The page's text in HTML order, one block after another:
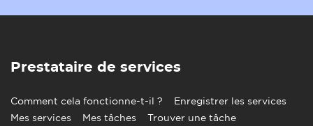
Prestataire de services
Comment cela fonctionne-t-il ?
Enregistrer les services
Mes services
Mes tâches
Trouver une tâche